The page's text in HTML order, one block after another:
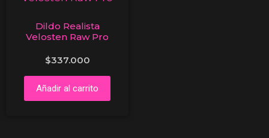
Dildo Realista
Velosten Raw Pro
$337.000
Añadir al carrito